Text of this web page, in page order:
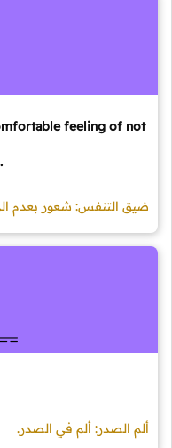
feeling of not
ضيق التنفس: شعور بعدم
ألم الصدر: ألم في الصدر.